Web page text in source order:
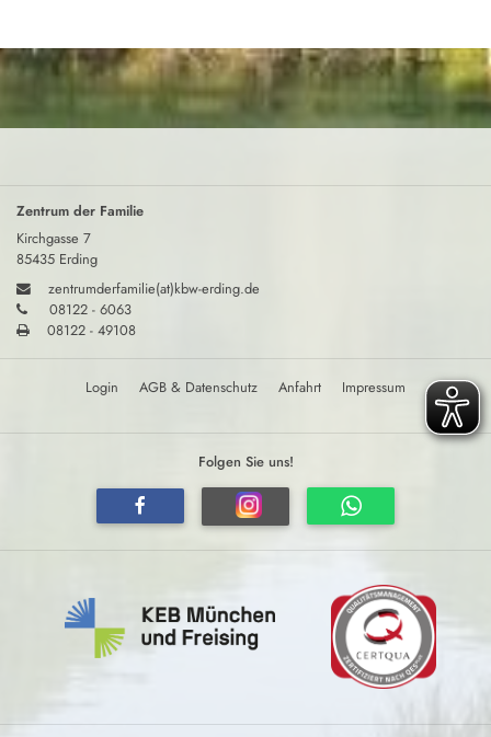
Zentrum der Familie
Kirchgasse 7
85435 Erding
zentrumderfamilie(at)kbw-erding.de
08122 - 6063
08122 - 49108
Login AGB & Datenschutz Anfahrt Impressum
Folgen Sie uns!